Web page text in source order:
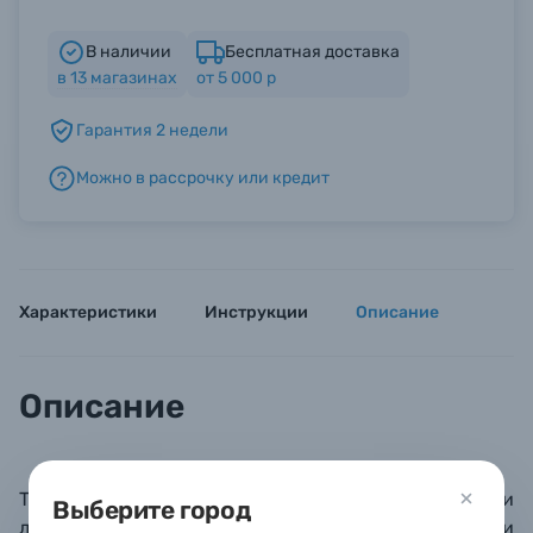
Выберите город
Б/У фототехника (Комиссионные товары)
Уценённые товары
В наличии
в 13 магазинах
Бесплатная доставка
от 5 000 р
Гарантия 2 недели
Можно в рассрочку или кредит
Характеристики Инструкции Описание
Описание
Традиционный свадебный фотоальбом с белыми
листами из плотной, очищенной от кислот бумаги